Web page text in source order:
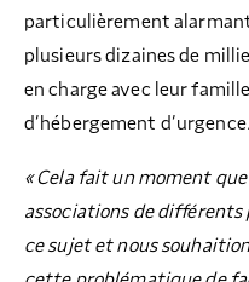
particulièrement
plusieurs dizaines de
en charge avec leur
d’hébergement d’urgence.
« Cela fait un moment
associations de différents
ce sujet et nous